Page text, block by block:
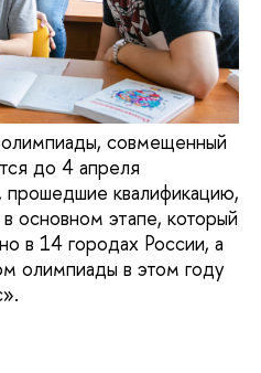
совмещенный
до 4 апреля
квалификацию,
основном этапе, который
в 14 городах России, а
олимпиады в этом году